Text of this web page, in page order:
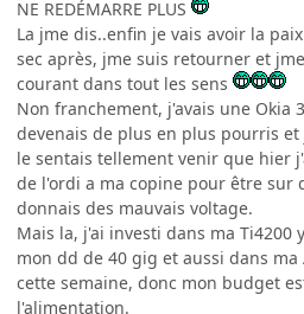
NE REDÉMARRE PLUS
La jme dis..enfin je vais avoir la
sec après, jme suis retourner et
courant dans tout les sens
Non franchement, j'avais une Okia
devenais de plus en plus pourris
le sentais tellement venir que hier
de l'ordi a ma copine pour être sur
donnais des mauvais voltage.
Mais la, j'ai investi dans ma Ti4200
mon dd de 40 gig et aussi dans
cette semaine, donc mon budget
l'alimentation.